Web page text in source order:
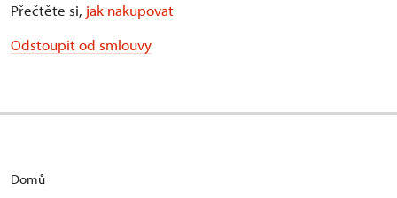
Přečtěte si, jak nakupovat
Odstoupit od smlouvy
Domů